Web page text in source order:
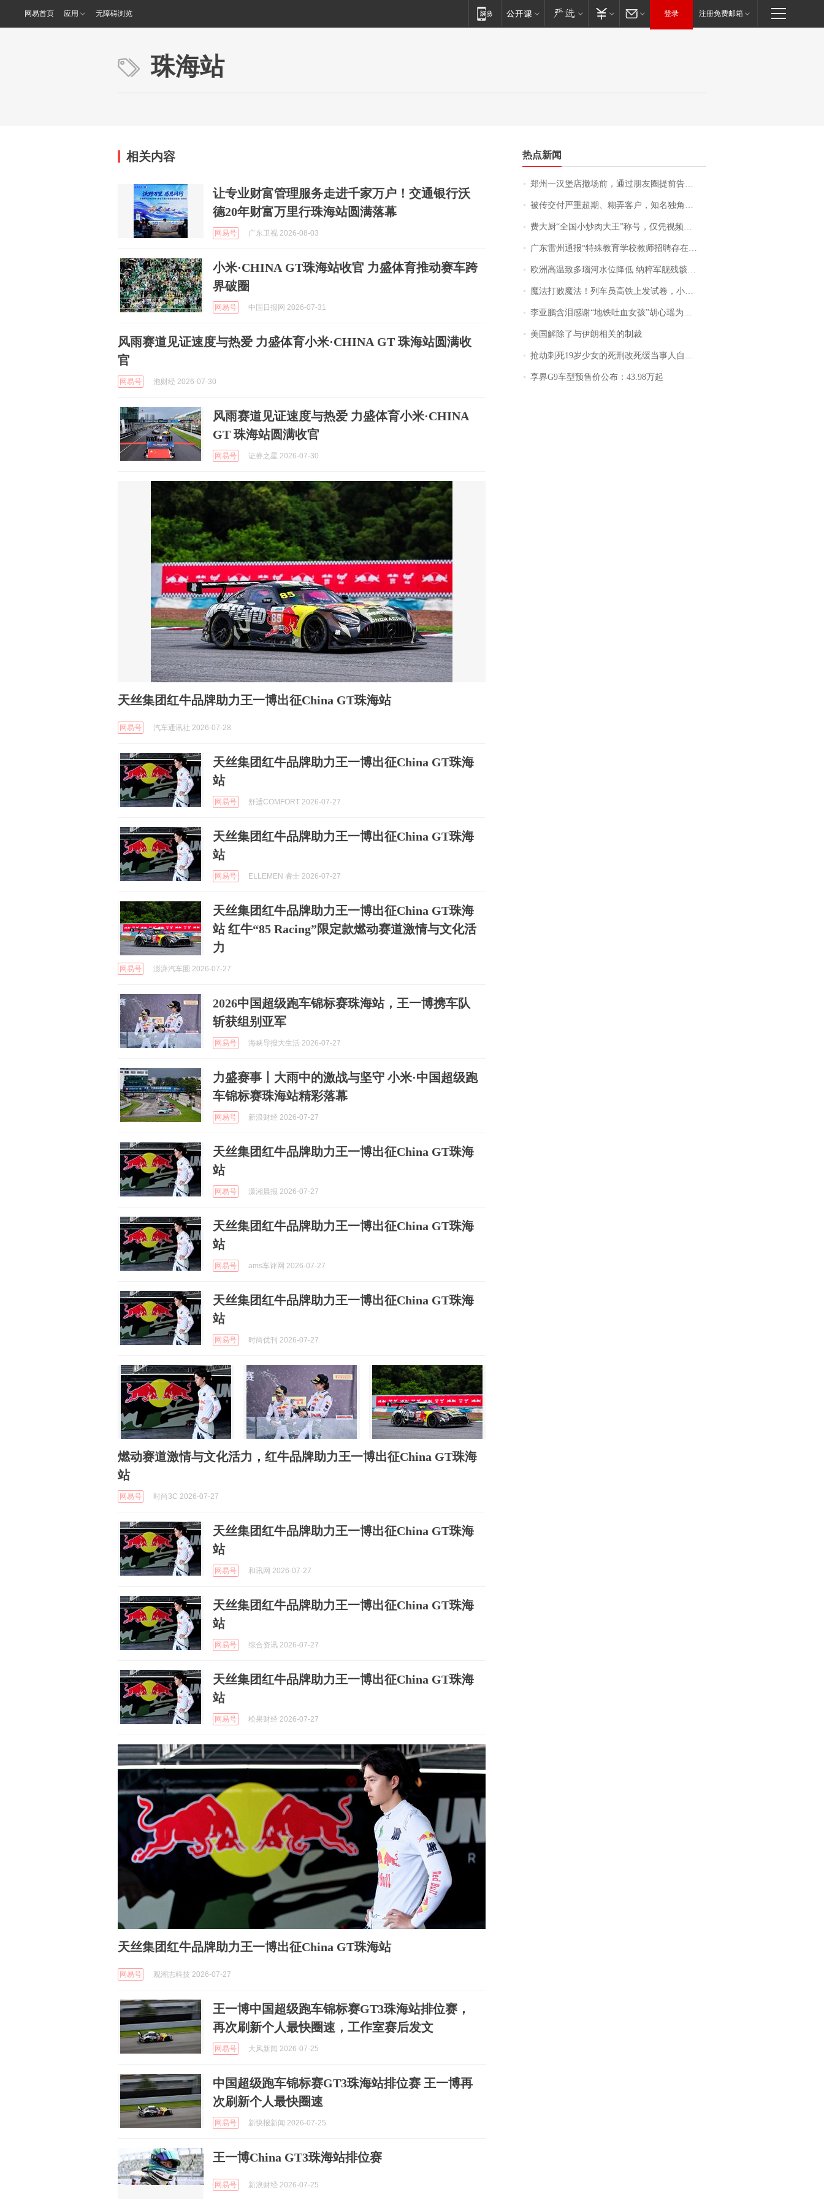
网易首页 应用 无障碍浏览 登录 注册免费邮箱
珠海站
相关内容
让专业财富管理服务走进千家万户！交通银行沃
德20年财富万里行珠海站圆满落幕
网易号 广东卫视 2026-08-03
小米·CHINA GT珠海站收官 力盛体育推动赛车跨
界破圈
网易号 中国日报网 2026-07-31
风雨赛道见证速度与热爱 力盛体育小米·CHINA GT 珠海站圆满收
官
网易号 泡财经 2026-07-30
风雨赛道见证速度与热爱 力盛体育小米·CHINA
GT 珠海站圆满收官
网易号 证券之星 2026-07-30
天丝集团红牛品牌助力王一博出征China GT珠海站
网易号 汽车通讯社 2026-07-28
天丝集团红牛品牌助力王一博出征China GT珠海
站
网易号 舒适COMFORT 2026-07-27
天丝集团红牛品牌助力王一博出征China GT珠海
站
网易号 ELLEMEN 睿士 2026-07-27
天丝集团红牛品牌助力王一博出征China GT珠海
站 红牛“85 Racing”限定款燃动赛道激情与文化活
力
网易号 澎湃汽车圈 2026-07-27
2026中国超级跑车锦标赛珠海站，王一博携车队
斩获组别亚军
网易号 海峡导报大生活 2026-07-27
力盛赛事丨大雨中的激战与坚守 小米·中国超级跑
车锦标赛珠海站精彩落幕
网易号 新浪财经 2026-07-27
天丝集团红牛品牌助力王一博出征China GT珠海
站
网易号 潇湘晨报 2026-07-27
天丝集团红牛品牌助力王一博出征China GT珠海
站
网易号 ams车评网 2026-07-27
天丝集团红牛品牌助力王一博出征China GT珠海
站
网易号 时尚优刊 2026-07-27
燃动赛道激情与文化活力，红牛品牌助力王一博出征China GT珠海
站
网易号 时尚3C 2026-07-27
天丝集团红牛品牌助力王一博出征China GT珠海
站
网易号 和讯网 2026-07-27
天丝集团红牛品牌助力王一博出征China GT珠海
站
网易号 综合资讯 2026-07-27
天丝集团红牛品牌助力王一博出征China GT珠海
站
网易号 松果财经 2026-07-27
天丝集团红牛品牌助力王一博出征China GT珠海站
网易号 观潮志科技 2026-07-27
王一博中国超级跑车锦标赛GT3珠海站排位赛，
再次刷新个人最快圈速，工作室赛后发文
网易号 大风新闻 2026-07-25
中国超级跑车锦标赛GT3珠海站排位赛 王一博再
次刷新个人最快圈速
网易号 新快报新闻 2026-07-25
王一博China GT3珠海站排位赛
网易号 新浪财经 2026-07-25
热点新闻
郑州一汉堡店撤场前，通过朋友圈提前告知逐一退费，有顾客仅剩1元也全被退回，分文不少；顾客：言而有信，让人感动
被传交付严重超期、糊弄客户，知名独角兽车企创始人回应：都没证据，将依法采取措施，“本人长期与美国交管局保持沟通，对方表示肯定”
费大厨“全国小炒肉大王”称号，仅凭视频评出？中国烹饪协会回应
广东雷州通报“特殊教育学校教师招聘存在违规行为”：已启动问责程序 副校长被停职
欧洲高温致多瑙河水位降低 纳粹军舰残骸重见天日
魔法打败魔法！列车员高铁上发试卷，小朋友一秒静音，12306回应：列车员个人行为，不是铁路规定
李亚鹏含泪感谢“地铁吐血女孩”胡心瑶为嫣然天使捐99999元：这份捐赠太沉重，尊重其捐赠意愿，个人向胡心瑶和她的病友之家各捐赠99999元
美国解除了与伊朗相关的制裁
抢劫刺死19岁少女的死刑改死缓当事人自述：出狱11年间始终刻意躲避被害人家属
享界G9车型预售价公布：43.98万起